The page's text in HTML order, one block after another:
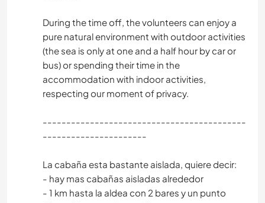
CAMINHADA
CAMPING
During the time off, the volunteers can enjoy a
pure natural environment with outdoor activities
(the sea is only at one and a half hour by car or
bus) or spending their time in the
accommodation with indoor activities,
respecting our moment of privacy.
-------------------------------------------
----------------------
La cabaña esta bastante aislada, quiere decir:
- hay mas cabañas aisladas alrededor
- 1 km hasta la aldea con 2 bares y un punto